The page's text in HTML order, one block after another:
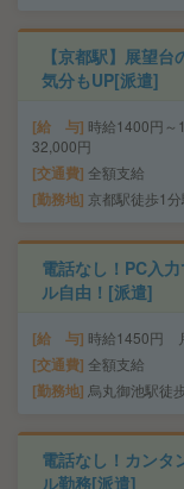
【京都駅】展望
気分もUP[派遣]
給 与 時給1400円
32,000円
交通費 全額支給
勤務地 京都駅徒歩1分
電話なし！PC入
ル自由！[派遣]
給 与 時給1450円
交通費 全額支給
勤務地 烏丸御池駅徒
電話なし！カンタ
ル勤務[派遣]